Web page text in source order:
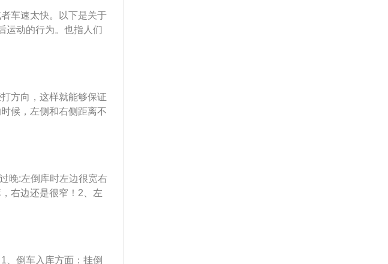
车速太快。以下是关于
运动的行为。也指人们
驶要比前进驾驶困难
倒车，更要半踩着刹
方向，这样就能够保证
候，左侧和右侧距离不
不会对成绩有影响。注
驶员考试中的一个考核
过程中有时间限制。
晚:左倒库时左边很宽右
右边还是很窄！2、左
倒库在起点打方向的点
机:倒车入库左边很宽
熟悉，对30公分距离判
、倒车入库方面：挂倒